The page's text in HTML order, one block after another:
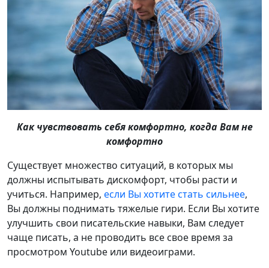
Как чувствовать себя комфортно, когда Вам не
комфортно
Существует множество ситуаций, в которых мы
должны испытывать дискомфорт, чтобы расти и
учиться. Например, если Вы хотите стать сильнее,
Вы должны поднимать тяжелые гири. Если Вы хотите
улучшить свои писательские навыки, Вам следует
чаще писать, а не проводить все свое время за
просмотром Youtube или видеоиграми.